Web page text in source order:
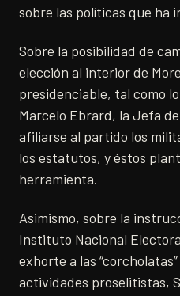
sobre las políticas que ha
Sobre la posibilidad de
elección al interior de
presidenciable, tal como
Marcelo Ebrard, la Jefa
afiliarse al partido los
los estatutos, y éstos
herramienta.
Asimismo, sobre la
Instituto Nacional
exhorte a las
actividades proselitistas,